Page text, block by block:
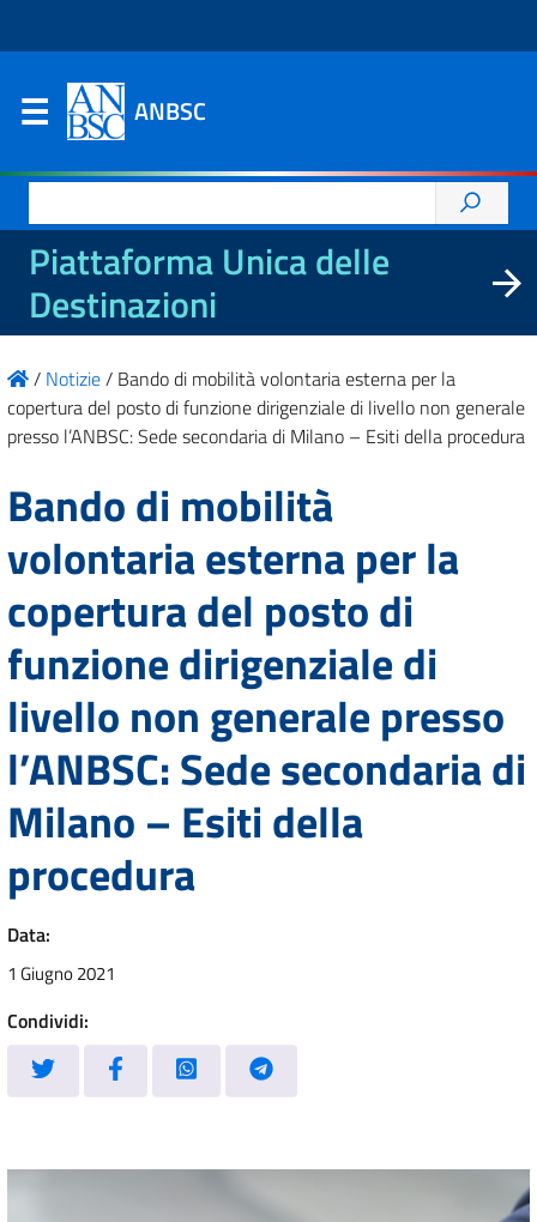
ANBSC
per:
Piattaforma Unica delle
Destinazioni
/ Notizie/ Bando di mobilità volontaria esterna per la
copertura del posto di funzione dirigenziale di livello non generale
presso l’ANBSC: Sede secondaria di Milano – Esiti della procedura
Bando di mobilità
volontaria esterna per la
copertura del posto di
funzione dirigenziale di
livello non generale presso
l’ANBSC: Sede secondaria di
Milano – Esiti della
procedura
Data:
1 Giugno 2021
Condividi: